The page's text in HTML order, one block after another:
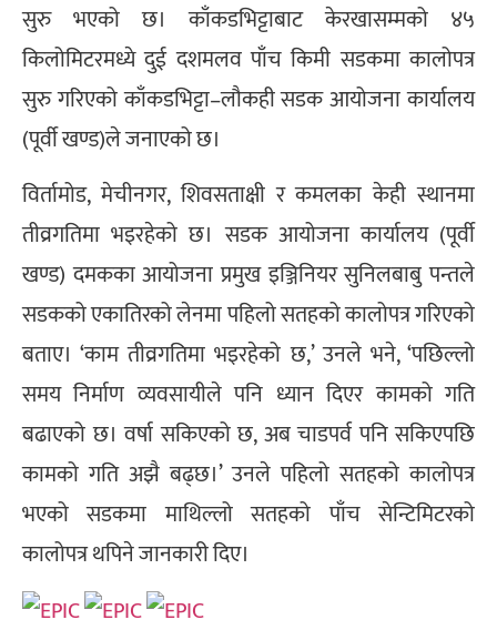
सुरु भएको छ। काँकडभिट्टाबाट केरखासम्मको ४५
किलोमिटरमध्ये दुई दशमलव पाँच किमी सडकमा कालोपत्र
सुरु गरिएको काँकडभिट्टा–लौकही सडक आयोजना कार्यालय
(पूर्वी खण्ड)ले जनाएको छ।
विर्तामोड, मेचीनगर, शिवसताक्षी र कमलका केही स्थानमा
तीव्रगतिमा भइरहेको छ। सडक आयोजना कार्यालय (पूर्वी
खण्ड) दमकका आयोजना प्रमुख इञ्जिनियर सुनिलबाबु पन्तले
सडकको एकातिरको लेनमा पहिलो सतहको कालोपत्र गरिएको
बताए। ‘काम तीव्रगतिमा भइरहेको छ,’ उनले भने, ‘पछिल्लो
समय निर्माण व्यवसायीले पनि ध्यान दिएर कामको गति
बढाएको छ। वर्षा सकिएको छ, अब चाडपर्व पनि सकिएपछि
कामको गति अझै बढ्छ।’ उनले पहिलो सतहको कालोपत्र
भएको सडकमा माथिल्लो सतहको पाँच सेन्टिमिटरको
कालोपत्र थपिने जानकारी दिए।